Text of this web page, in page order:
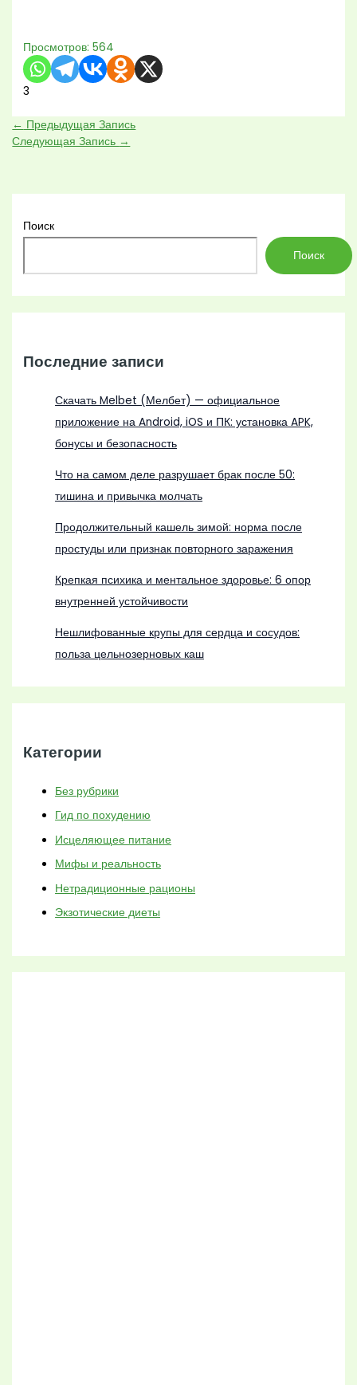
Просмотров: 564
3
← Предыдущая Запись
Следующая Запись →
Поиск
Поиск
Последние записи
Скачать Melbet (Мелбет) — официальное
приложение на Android, iOS и ПК: установка APK,
бонусы и безопасность
Что на самом деле разрушает брак после 50:
тишина и привычка молчать
Продолжительный кашель зимой: норма после
простуды или признак повторного заражения
Крепкая психика и ментальное здоровье: 6 опор
внутренней устойчивости
Нешлифованные крупы для сердца и сосудов:
польза цельнозерновых каш
Категории
Без рубрики
Гид по похудению
Исцеляющее питание
Мифы и реальность
Нетрадиционные рационы
Экзотические диеты